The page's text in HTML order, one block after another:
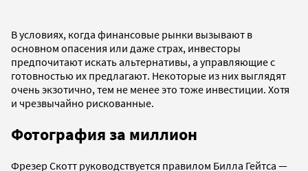
В условиях, когда финансовые рынки вызывают в
основном опасения или даже страх, инвесторы
предпочитают искать альтернативы, а управляющие с
готовностью их предлагают. Некоторые из них выглядят
очень экзотично, тем не менее это тоже инвестиции. Хотя
и чрезвычайно рискованные.
Фотография за миллион
Фрезер Скотт руководствуется правилом Билла Гейтса —